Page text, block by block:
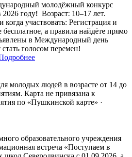
молодёжный конкурс
году! ⁣ Возраст: 10–17 лет.
участвовать: Регистрация и
а правила найдёте прямо
в Международный день
голосом перемен!
молодых людей в возрасте от 14 до
Карта не привязана к
по «Пушкинской карте» ·
образовательного учреждения
встреча «Поступаем в